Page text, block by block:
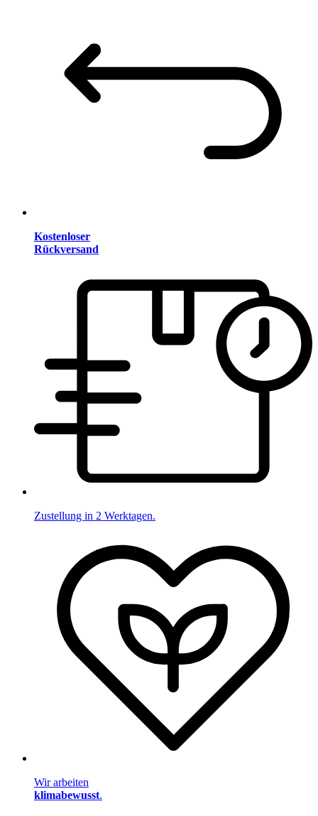
Kostenloser
Rückversand
Zustellung in 2 Werktagen.
Wir arbeiten
klimabewusst.